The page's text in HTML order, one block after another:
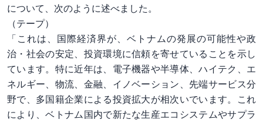
について、次のように述べました。
（テープ）
「これは、国際経済界が、ベトナムの発展の可能性や政
治・社会の安定、投資環境に信頼を寄せていることを示し
ています。特に近年は、電子機器や半導体、ハイテク、エ
ネルギー、物流、金融、イノベーション、先端サービス分
野で、多国籍企業による投資拡大が相次いでいます。これ
により、ベトナム国内で新たな生産エコシステムやサプラ